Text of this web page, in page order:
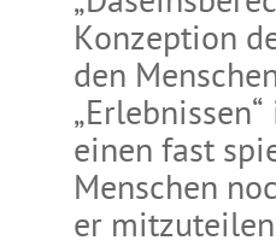
Konzeption
den
einen fast
Menschen
er